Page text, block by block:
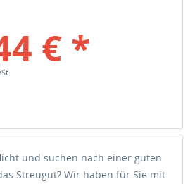
€ *
und suchen nach einer guten
Streugut? Wir haben für Sie mit